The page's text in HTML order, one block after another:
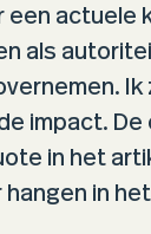
actuele
als
Ik
impact.
in het
hangen in